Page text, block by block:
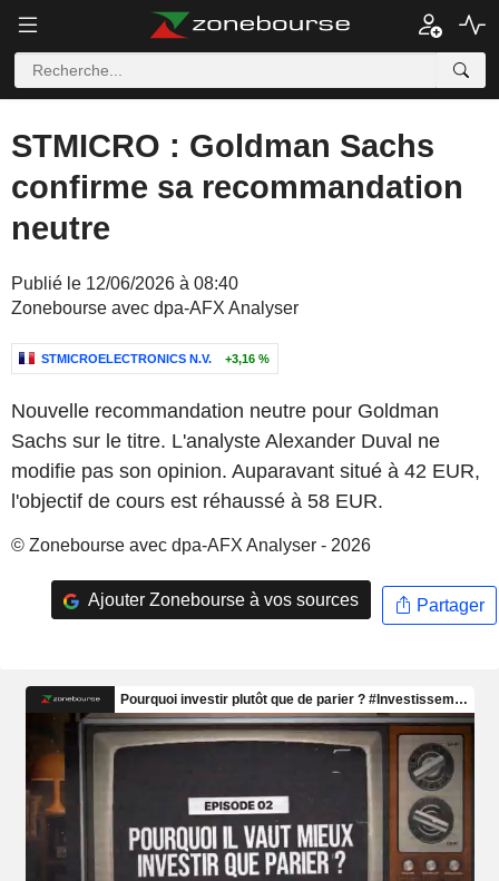
STMICRO : Goldman Sachs
confirme sa recommandation
neutre
Publié le 12/06/2026 à 08:40
Zonebourse avec dpa-AFX Analyser
STMICROELECTRONICS N.V. +3,16 %
Nouvelle recommandation neutre pour Goldman
Sachs sur le titre. L'analyste Alexander Duval ne
modifie pas son opinion. Auparavant situé à 42 EUR,
l'objectif de cours est réhaussé à 58 EUR.
© Zonebourse avec dpa-AFX Analyser - 2026
Ajouter Zonebourse à vos sources Partager